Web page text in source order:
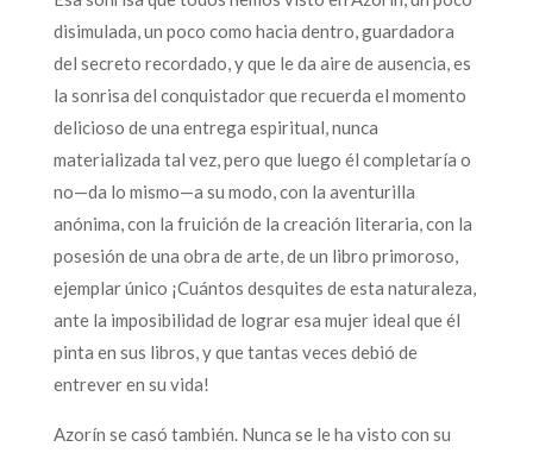
disimulada, un poco como hacia dentro, guardadora
del secreto recordado, y que le da aire de ausencia, es
la sonrisa del conquistador que recuerda el momento
delicioso de una entrega espiritual, nunca
materializada tal vez, pero que luego él completaría o
no—da lo mismo—a su modo, con la aventurilla
anónima, con la fruición de la creación literaria, con la
posesión de una obra de arte, de un libro primoroso,
ejemplar único ¡Cuántos desquites de esta naturaleza,
ante la imposibilidad de lograr esa mujer ideal que él
pinta en sus libros, y que tantas veces debió de
entrever en su vida!
Azorín se casó también. Nunca se le ha visto con su